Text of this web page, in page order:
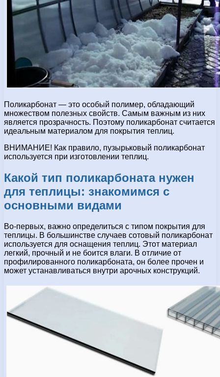
Поликарбонат — это особый полимер, обладающий
множеством полезных свойств. Самым важным из них
является прозрачность. Поэтому поликарбонат считается
идеальным материалом для покрытия теплиц.
ВНИМАНИЕ! Как правило, пузырьковый поликарбонат
используется при изготовлении теплиц.
Какой тип поликарбоната нужен
для теплицы: знакомимся с
основными видами
Во-первых, важно определиться с типом покрытия для
теплицы. В большинстве случаев сотовый поликарбонат
используется для оснащения теплиц. Этот материал
легкий, прочный и не боится влаги. В отличие от
профилированного поликарбоната, он более прочен и
может устанавливаться внутри арочных конструкций.